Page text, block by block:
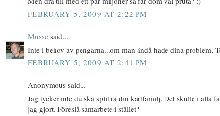
FEBRUARY 5, 2009 AT 2:22 PM
Musse said...
Inte i behov av pengarna...om man ändå hade dina problem,
FEBRUARY 5, 2009 AT 2:41 PM
Anonymous said...
Jag tycker inte du ska splittra din kartfamilj. Det skulle i alla
jag gjort. Föreslå samarbete i stället?